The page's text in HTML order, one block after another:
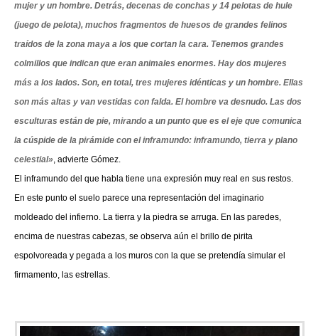
mujer y un hombre. Detrás, decenas de conchas y 14 pelotas de hule
(juego de pelota), muchos fragmentos de huesos de grandes felinos
traídos de la zona maya a los que cortan la cara. Tenemos grandes
colmillos que indican que eran animales enormes. Hay dos mujeres
más a los lados. Son, en total, tres mujeres idénticas y un hombre. Ellas
son más altas y van vestidas con falda. El hombre va desnudo. Las dos
esculturas están de pie, mirando a un punto que es el eje que comunica
la cúspide de la pirámide con el inframundo: inframundo, tierra y plano
celestial», advierte Gómez.
El inframundo del que habla tiene una expresión muy real en sus restos.
En este punto el suelo parece una representación del imaginario
moldeado del infierno. La tierra y la piedra se arruga. En las paredes,
encima de nuestras cabezas, se observa aún el brillo de pirita
espolvoreada y pegada a los muros con la que se pretendía simular el
firmamento, las estrellas.